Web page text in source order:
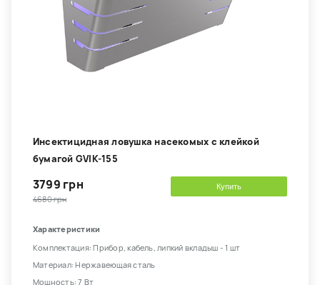
Инсектицидная ловушка насекомых с клейкой
бумагой GVIK-155
3799 грн
4680 грн
Купить
Характеристики
Комплектация: Прибор, кабель, липкий вкладыш - 1 шт
Материал: Нержавеющая сталь
Мощность: 7 Вт